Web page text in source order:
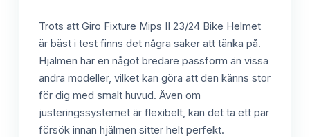
Trots att Giro Fixture Mips II 23/24 Bike Helmet
är bäst i test finns det några saker att tänka på.
Hjälmen har en något bredare passform än vissa
andra modeller, vilket kan göra att den känns stor
för dig med smalt huvud. Även om
justeringssystemet är flexibelt, kan det ta ett par
försök innan hjälmen sitter helt perfekt.